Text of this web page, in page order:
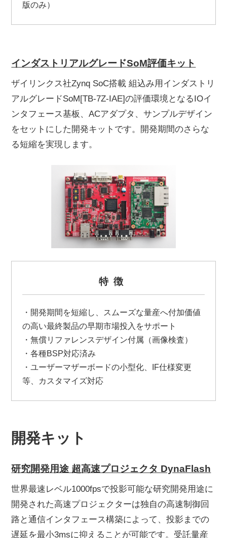
版のみ）
インダストリアルグレードSoM評価キット
ザイリンクス社Zynq SoC搭載 組込み用インダストリ
アルグレードSoM[TB-7Z-IAE]の評価環境となるIOイ
ンタフェース基板、ACアダプタ、サンプルデザイン
をセットにした開発キットです。開発期間のさらな
る短縮を実現します。
特徴
・開発期間を短縮し、スムーズな量産へ付加価値
の高い最終製品の早期市場投入をサポート
・無償リファレンスデザイン付属（画像検査）
・各種BSP対応済み
・ユーザーマザーボードの小型化、IF仕様変更
等、カスタマイズ対応
開発キット
研究開発用途 超高速プロジェクタ DynaFlash
世界最速レベル1000fpsで投影可能な研究開発用途に
開発された高速プロジェクターは独自の高速制御回
路と通信インタフェース構築によって、投影までの
遅延を最小3msに抑えることが可能です。受託量産